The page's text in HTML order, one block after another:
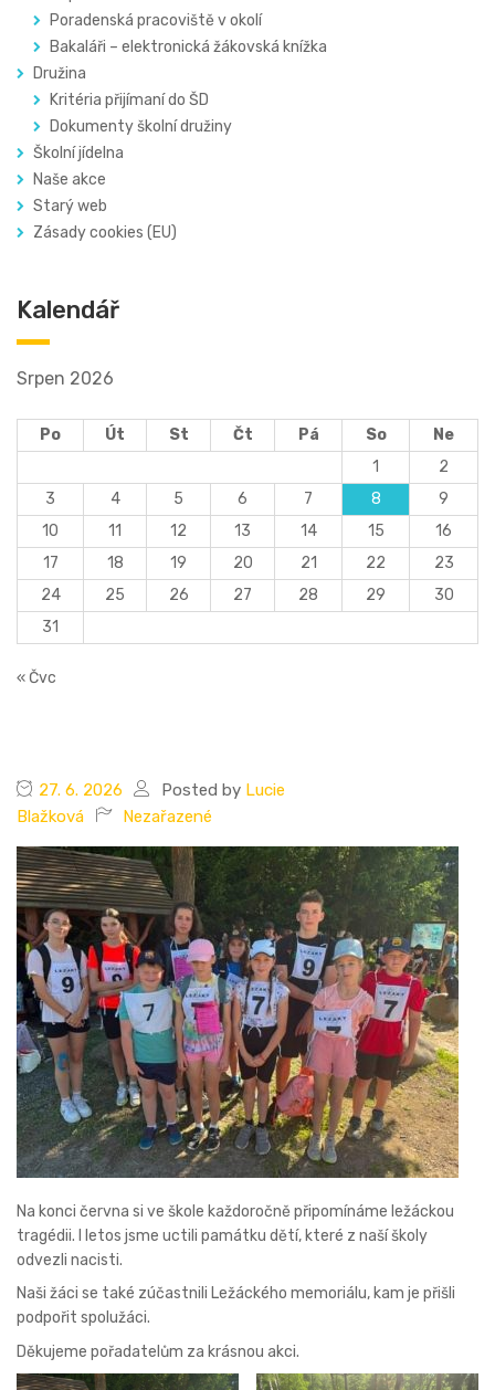
Poradenská pracoviště v okolí
Bakaláři – elektronická žákovská knížka
Družina
Kritéria přijímaní do ŠD
Dokumenty školní družiny
Školní jídelna
Naše akce
Starý web
Zásady cookies (EU)
Kalendář
Srpen 2026
Po Út St Čt Pá So
Ne
1
2
3
4 5 6 7 8
9
10
11 12 13 14 15
16
17
18 19 20 21 22
23
24
25 26 27 28 29
30
31
« Čvc
27. 6. 2026 Posted by Lucie
Blažková
Nezařazené
Na konci června si ve škole každoročně připomínáme ležáckou
tragédii. I letos jsme uctili památku dětí, které z naší školy
odvezli nacisti.
Naši žáci se také zúčastnili Ležáckého memoriálu, kam je přišli
podpořit spolužáci.
Děkujeme pořadatelům za krásnou akci.